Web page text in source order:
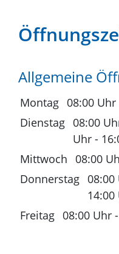
Allgemeine
Montag 08:00 Uhr
Dienstag 08:00
Uhr -
Mittwoch
08:00
Donnerstag 08:00
14:00
Freitag 08:00 Uhr -